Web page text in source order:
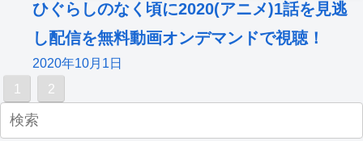
ひぐらしのなく頃に2020(アニメ)1話を見逃
し配信を無料動画オンデマンドで視聴！
2020年10月1日
1
2